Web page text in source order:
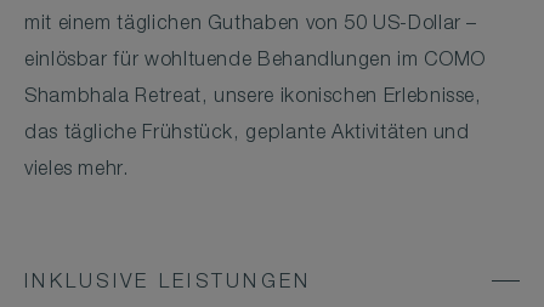
mit einem täglichen Guthaben von 50 US-Dollar –
einlösbar für wohltuende Behandlungen im COMO
Shambhala Retreat, unsere ikonischen Erlebnisse,
das tägliche Frühstück, geplante Aktivitäten und
vieles mehr.
INKLUSIVE LEISTUNGEN